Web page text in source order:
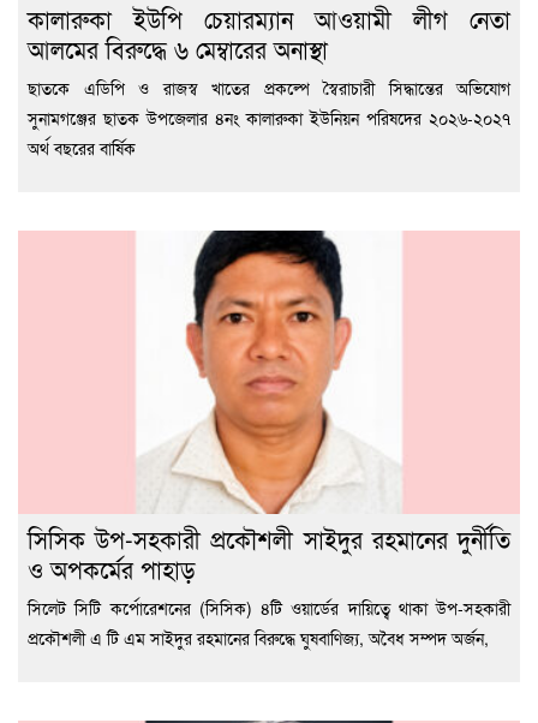
কালারুকা ইউপি চেয়ারম্যান আওয়ামী লীগ নেতা
আলমের বিরুদ্ধে ৬ মেম্বারের অনাস্থা
ছাতকে এডিপি ও রাজস্ব খাতের প্রকল্পে স্বৈরাচারী সিদ্ধান্তের অভিযোগ
সুনামগঞ্জের ছাতক উপজেলার ৪নং কালারুকা ইউনিয়ন পরিষদের ২০২৬-২০২৭
অর্থ বছরের বার্ষিক
সিসিক উপ-সহকারী প্রকৌশলী সাইদুর রহমানের দুর্নীতি
ও অপকর্মের পাহাড়
সিলেট সিটি কর্পোরেশনের (সিসিক) ৪টি ওয়ার্ডের দায়িত্বে থাকা উপ-সহকারী
প্রকৌশলী এ টি এম সাইদুর রহমানের বিরুদ্ধে ঘুষবাণিজ্য, অবৈধ সম্পদ অর্জন,